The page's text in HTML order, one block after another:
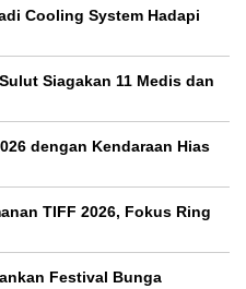
Cooling System Hadapi
Siagakan 11 Medis dan
dengan Kendaraan Hias
TIFF 2026, Fokus Ring
Festival Bunga